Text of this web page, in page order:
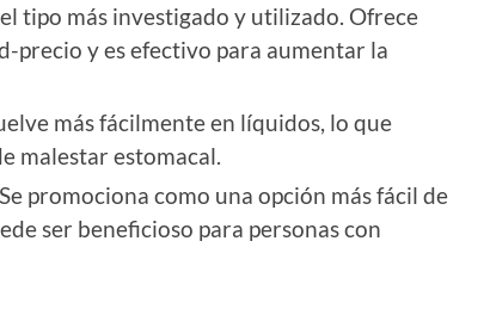
el tipo más investigado y utilizado. Ofrece
precio y es efectivo para aumentar la
más fácilmente en líquidos, lo que
malestar estomacal.
promociona como una opción más fácil de
ser beneficioso para personas con